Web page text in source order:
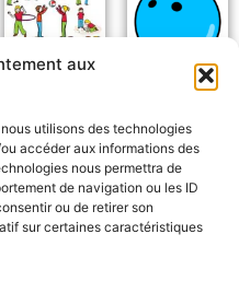
aux
utilisons des technologies
accéder aux informations des
nous permettra de
de navigation ou les ID
ou de retirer son
sur certaines caractéristiques
Boule